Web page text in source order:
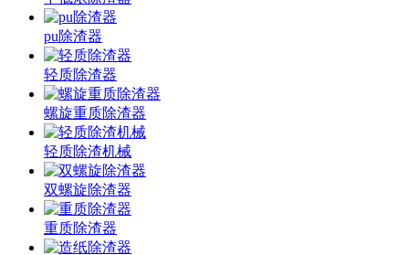
pu除渣器
轻质除渣器
螺旋重质除渣器
轻质除渣机械
双螺旋除渣器
重质除渣器